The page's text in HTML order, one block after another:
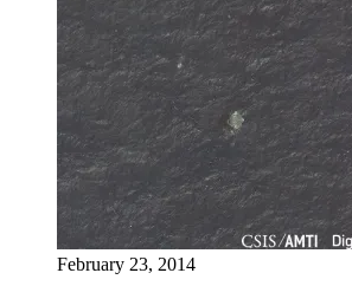
February 23, 2014